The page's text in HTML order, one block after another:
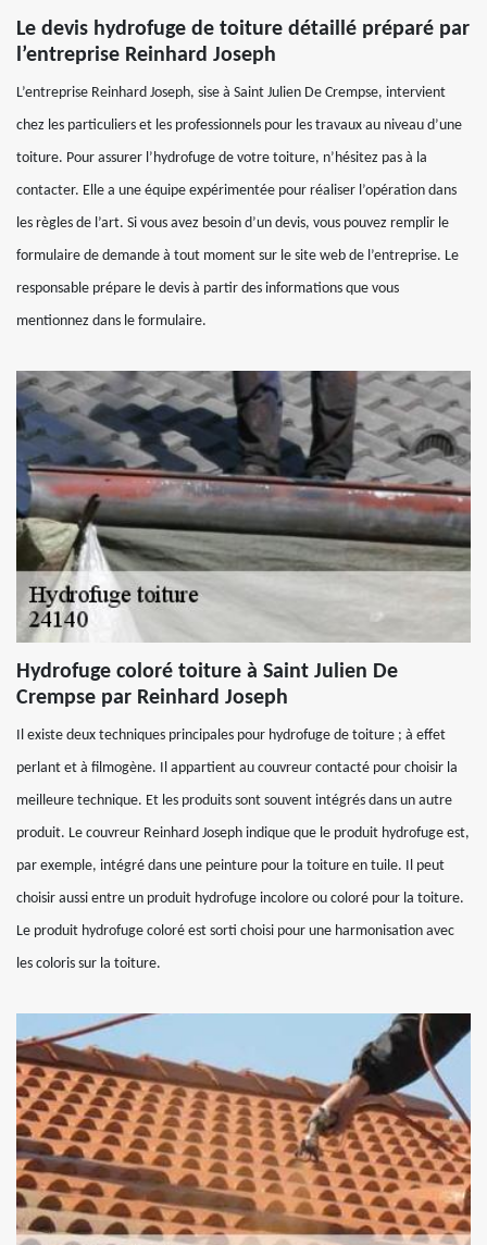
Le devis hydrofuge de toiture détaillé préparé par
l’entreprise Reinhard Joseph
L’entreprise Reinhard Joseph, sise à Saint Julien De Crempse, intervient
chez les particuliers et les professionnels pour les travaux au niveau d’une
toiture. Pour assurer l’hydrofuge de votre toiture, n’hésitez pas à la
contacter. Elle a une équipe expérimentée pour réaliser l’opération dans
les règles de l’art. Si vous avez besoin d’un devis, vous pouvez remplir le
formulaire de demande à tout moment sur le site web de l’entreprise. Le
responsable prépare le devis à partir des informations que vous
mentionnez dans le formulaire.
Hydrofuge coloré toiture à Saint Julien De
Crempse par Reinhard Joseph
Il existe deux techniques principales pour hydrofuge de toiture ; à effet
perlant et à filmogène. Il appartient au couvreur contacté pour choisir la
meilleure technique. Et les produits sont souvent intégrés dans un autre
produit. Le couvreur Reinhard Joseph indique que le produit hydrofuge est,
par exemple, intégré dans une peinture pour la toiture en tuile. Il peut
choisir aussi entre un produit hydrofuge incolore ou coloré pour la toiture.
Le produit hydrofuge coloré est sorti choisi pour une harmonisation avec
les coloris sur la toiture.